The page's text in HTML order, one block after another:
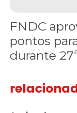
FNDC
pontos
durante